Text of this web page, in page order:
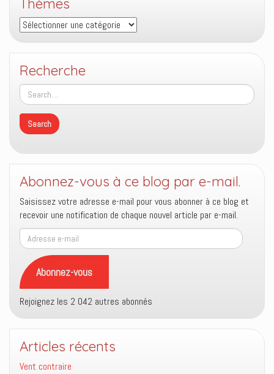
Thèmes
Thèmes
Recherche
Abonnez-vous à ce blog par e-mail.
Saisissez votre adresse e-mail pour vous abonner à ce blog et
recevoir une notification de chaque nouvel article par e-mail.
Adresse
e-
mail
Abonnez-vous
Rejoignez les 2 042 autres abonnés
Articles récents
Vent contraire